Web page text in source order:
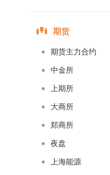
期货
期货主力合约
中金所
上期所
大商所
郑商所
夜盘
上海能源